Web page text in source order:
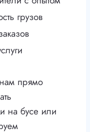
грузов
прямо
на бусе или